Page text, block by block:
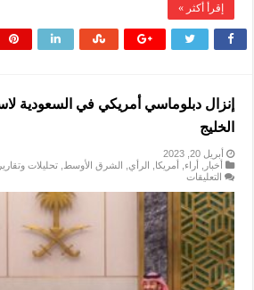
إقرأ أكثر »
إنزال دبلوماسي أمريكي في السعودية
الخليج
أبريل 20, 2023
أخبار
أراء أمريكا الرأي الشرق الأوسط تحليلات وتقارير
التعليقاتعلى
دبلوماسي
أمريكي
في
السعودية
لاستعادة
النفوذ
في
الخليج